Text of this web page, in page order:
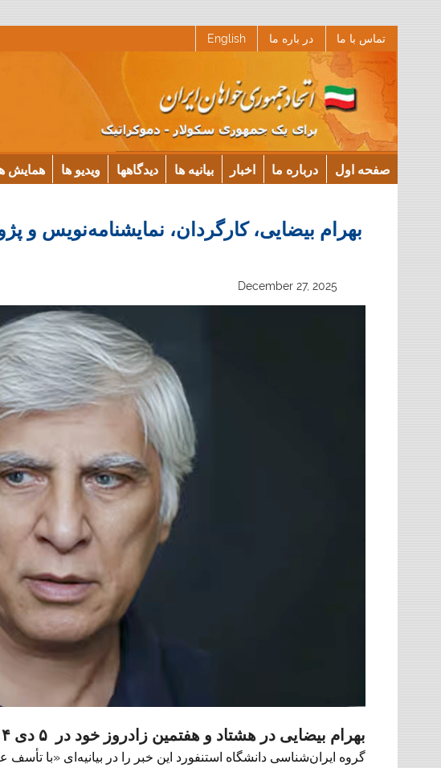
تماس با ما در باره ما English
صفحه اول درباره ما اخبار بیانیه ها دیدگاهها ویدیو ها همایش
بهرام بیضایی، کارگردان، نمایشنامه‌نویس
December 27, 2025
بهرام بیضایی در هشتاد و هفتمین زادروز خود در ۵ دی ۱۴۰۴ در آمریکا درگذشت.
گروه ایران‌شناسی دانشگاه استنفورد این خبر را در بیانیه‌ای «با تأسف